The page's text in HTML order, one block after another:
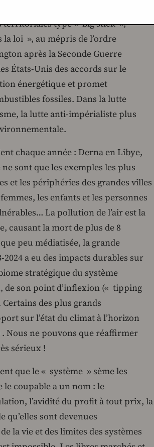
gouvernement américain
territoriales type « big stick »,
loi », au mépris de l’ordre
après la Seconde Guerre
États-Unis des accords sur le
énergétique et promet
fossiles. Dans la lutte
la lutte anti-impérialiste plus
chaque année : Derna en Libye,
sont que les exemples les plus
et les périphéries des grandes villes
les enfants et les personnes
La pollution de l’air est la
causant la mort de plus de 8
peu médiatisée, la grande
2024 a eu des impacts durables sur
stratégique du système
de son point d’inflexion (« tipping
des plus grands
sur l’état du climat à l’horizon
. Nous ne pouvons que réaffirmer
sérieux !
que le « système » sème les
le coupable a un nom : le
l’avidité du profit à tout prix, la
sont devenues
la vie et des limites des systèmes